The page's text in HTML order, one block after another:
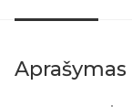
Aprašymas